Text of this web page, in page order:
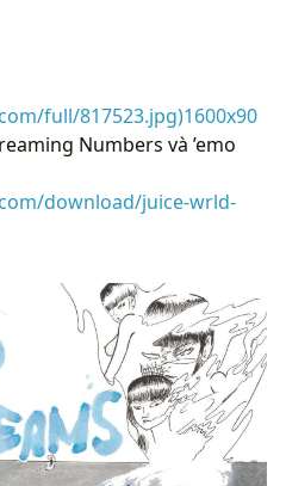
full/817523.jpg)1600x90
Numbers và ’emo
download/juice-wrld-